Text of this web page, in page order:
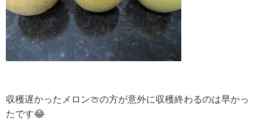
収穫遅かったメロン🍈の方が意外に収穫終わるのは早かっ
たです😂